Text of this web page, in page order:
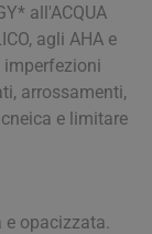
all'ACQUA
agli AHA e
imperfezioni
arrossamenti,
e limitare
e opacizzata.